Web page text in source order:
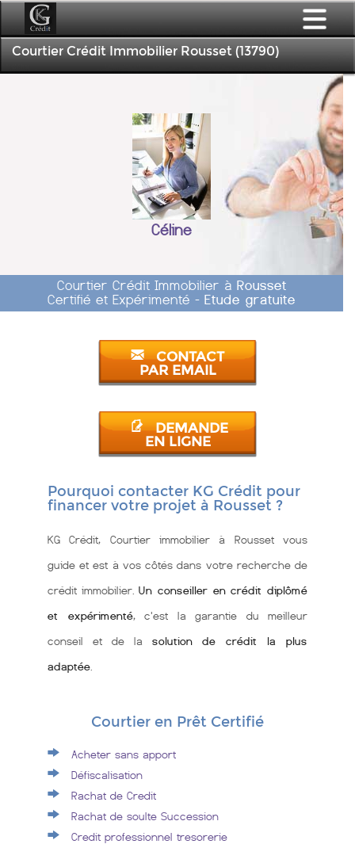
Courtier Crédit Immobilier Rousset (13790)
Céline
Courtier Crédit Immobilier à Rousset
Certifié et Expérimenté - Etude gratuite
CONTACT
PAR EMAIL
DEMANDE
EN LIGNE
Pourquoi contacter KG Crédit pour
financer votre projet à Rousset ?
KG Crédit, Courtier immobilier à Rousset vous
guide et est à vos côtés dans votre recherche de
crédit immobilier.Un conseiller en crédit diplômé
et expérimenté, c'est la garantie du meilleur
conseil et de la solution de crédit la plus
adaptée
Courtier en Prêt Certifié
Acheter sans apport
Défiscalisation
Rachat de Credit
Rachat de soulte Succession
Credit professionnel tresorerie